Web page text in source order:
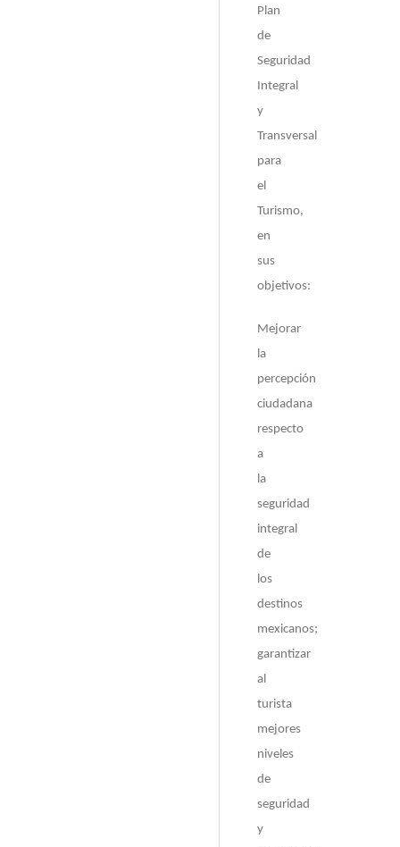
Plan
de
Seguridad
Integral
y
Transversal
para
el
Turismo,
en
sus
objetivos:
Mejorar
la
percepción
ciudadana
respecto
a
la
seguridad
integral
de
los
destinos
mexicanos;
garantizar
al
turista
mejores
niveles
de
seguridad
y